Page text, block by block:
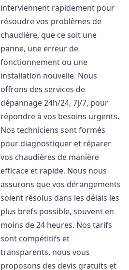
interviennent rapidement pour
résoudre vos problèmes de
chaudière, que ce soit une
panne, une erreur de
fonctionnement ou une
installation nouvelle. Nous
offrons des services de
dépannage 24h/24, 7j/7, pour
répondre à vos besoins urgents.
Nos techniciens sont formés
pour diagnostiquer et réparer
vos chaudières de manière
efficace et rapide. Nous nous
assurons que vos dérangements
soient résolus dans les délais les
plus brefs possible, souvent en
moins de 24 heures. Nos tarifs
sont compétitifs et
transparents, nous vous
proposons des devis gratuits et